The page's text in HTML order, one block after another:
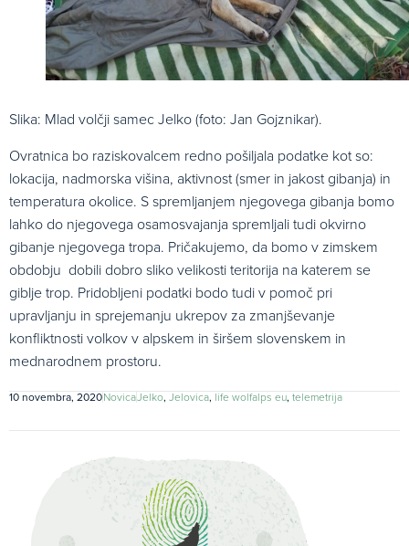
Slika: Mlad volčji samec Jelko (foto: Jan Gojznikar).
Ovratnica bo raziskovalcem redno pošiljala podatke kot so:
lokacija, nadmorska višina, aktivnost (smer in jakost gibanja) in
temperatura okolice. S spremljanjem njegovega gibanja bomo
lahko do njegovega osamosvajanja spremljali tudi okvirno
gibanje njegovega tropa. Pričakujemo, da bomo v zimskem
obdobju dobili dobro sliko velikosti teritorija na katerem se
giblje trop. Pridobljeni podatki bodo tudi v pomoč pri
upravljanju in sprejemanju ukrepov za zmanjševanje
konfliktnosti volkov v alpskem in širšem slovenskem in
mednarodnem prostoru.
10 novembra, 2020NovicaJelko,Jelovica,life wolfalps eu,telemetrija